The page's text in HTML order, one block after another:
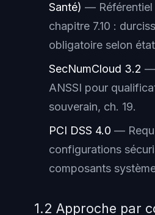
Santé) —
chapitre 7.10 :
obligatoire selon
SecNumCloud 3.2 —
ANSSI pour
souverain, ch. 19.
PCI DSS 4.0 —
configurations
composants
1.2 Approche par